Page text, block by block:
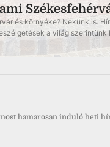
és környéke? Nekünk is.
a világ szerintünk
hamarosan induló heti